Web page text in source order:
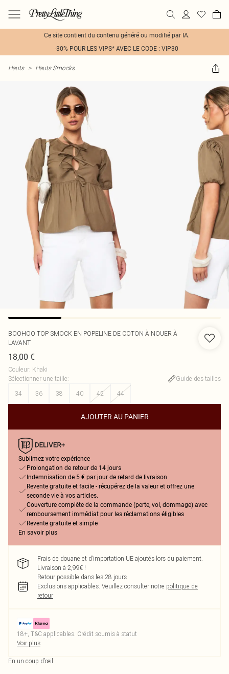
Ce site contient du contenu généré ou modifié par IA.
-30% POUR LES VIPS* AVEC LE CODE : VIP30
Hauts > Hauts Smocks
BOOHOO TOP SMOCK EN POPELINE DE COTON À NOUER À
L'AVANT
18,00 €
Couleur: Khaki
Sélectionner une taille:
Guide des tailles
34
36 38 40 42 44
AJOUTER AU PANIER
Sublimez votre expérience
Prolongation de retour de 14 jours
Indemnisation de 5 € par jour de retard de livraison
Revente gratuite et facile - récupérez de la valeur et offrez une
seconde vie à vos articles.
Couverture complète de la commande (perte, vol, dommage) avec
remboursement immédiat pour les réclamations éligibles
Revente gratuite et simple
En savoir plus
Frais de douane et d’importation UE ajoutés lors du paiement.
Livraison à 2,99€ !
Retour possible dans les 28 jours
Exclusions applicables. Veuillez consulter notre politique de
retour
18+, T&C applicables. Crédit soumis à statut
Voir plus
En un coup d’œil